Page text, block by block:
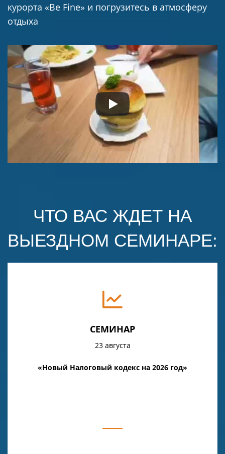
курорта «Be Fine» и погрузитесь в атмосферу
отдыха
ЧТО ВАС ЖДЕТ НА
ВЫЕЗДНОМ СЕМИНАРЕ:
СЕМИНАР
23 августа
«Новый Налоговый кодекс на 2026 год»